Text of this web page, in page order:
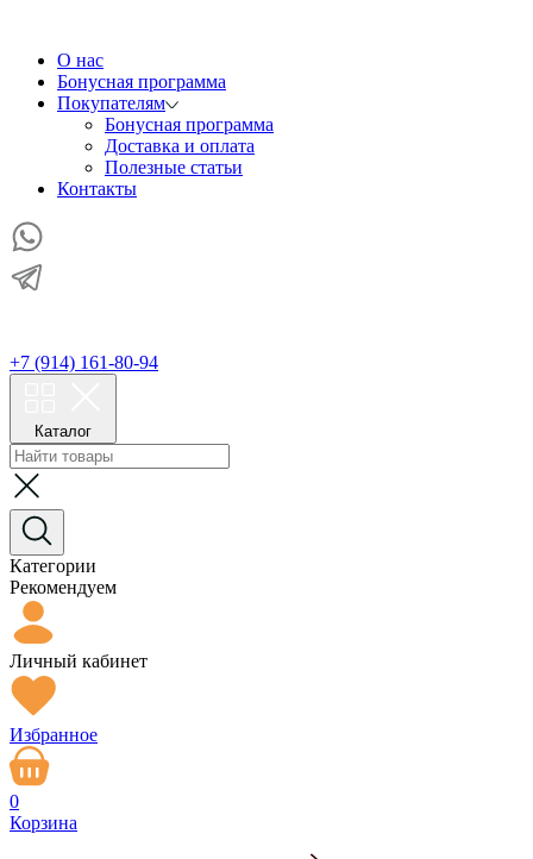
О нас
Бонусная программа
Покупателям
Бонусная программа
Доставка и оплата
Полезные статьи
Контакты
+7 (914) 161-80-94
Каталог
Категории
Рекомендуем
Личный кабинет
Избранное
0
Корзина